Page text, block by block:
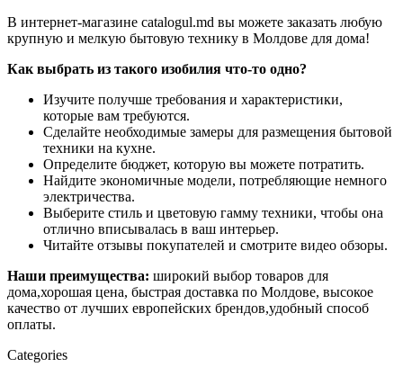
В интернет-магазине catalogul.md вы можете заказать любую
крупную и мелкую бытовую технику в Молдове для дома!
Как выбрать из такого изобилия что-то одно?
Изучите получше требования и характеристики,
которые вам требуются.
Сделайте необходимые замеры для размещения бытовой
техники на кухне.
Определите бюджет, которую вы можете потратить.
Найдите экономичные модели, потребляющие немного
электричества.
Выберите стиль и цветовую гамму техники, чтобы она
отлично вписывалась в ваш интерьер.
Читайте отзывы покупателей и смотрите видео обзоры.
Наши преимущества: широкий выбор товаров для
дома,хорошая цена, быстрая доставка по Молдове, высокое
качество от лучших европейских брендов,удобный способ
оплаты.
Categories